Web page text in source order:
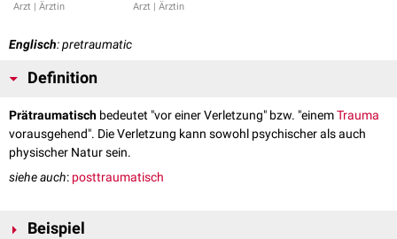
Arzt | Ärztin Arzt | Ärztin
Englisch: pretraumatic
Definition
Prätraumatisch bedeutet "vor einer Verletzung" bzw. "einemTrauma
vorausgehend". Die Verletzung kann sowohl psychischer als auch
physischer Natur sein.
siehe auch: posttraumatisch
Beispiel